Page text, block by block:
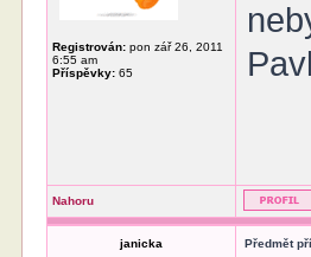
Registrován: pon zář 26, 2011
6:55 am
Příspěvky: 65
Nahoru
janicka Předmět